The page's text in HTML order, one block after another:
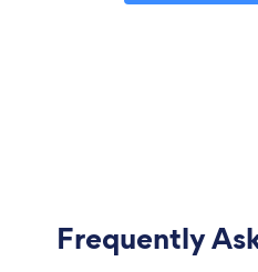
Frequently